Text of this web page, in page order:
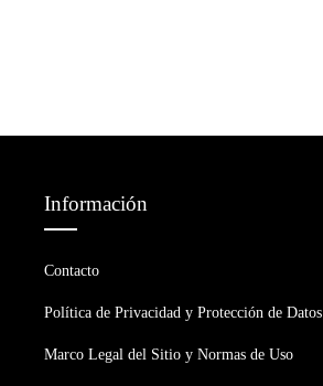
Información
Contacto
Política de Privacidad y Protección de Datos
Marco Legal del Sitio y Normas de Uso